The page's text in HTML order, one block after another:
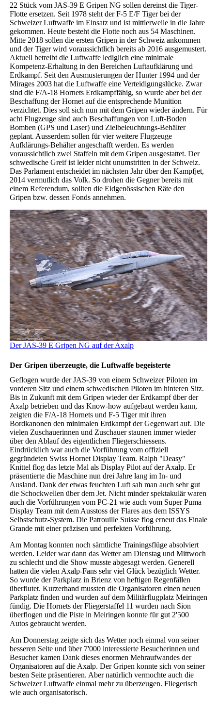
22 Stück vom JAS-39 E Gripen NG sollen dereinst die Tiger-
Flotte ersetzen. Seit 1978 steht der F-5 E/F Tiger bei der
Schweizer Luftwaffe im Einsatz und ist mittlerweile in die Jahre
gekommen. Heute besteht die Flotte noch aus 54 Maschinen.
Mitte 2018 sollen die ersten Gripen in der Schweiz ankommen
und der Tiger wird voraussichtlich bereits ab 2016 ausgemustert.
Aktuell betreibt die Luftwaffe lediglich eine minimale
Kompetenz-Erhaltung in den Bereichen Luftaufklärung und
Erdkampf. Seit den Ausmusterungen der Hunter 1994 und der
Mirages 2003 hat die Luftwaffe eine Verteidigungslücke. Zwar
sind die F/A-18 Hornets Erdkampffähig, so wurde aber bei der
Beschaffung der Hornet auf die entsprechende Munition
verzichtet. Dies soll sich nun mit dem Gripen wieder ändern. Für
acht Flugzeuge sind auch Beschaffungen von Luft-Boden
Bomben (GPS und Laser) und Zielbeleuchtungs-Behälter
geplant. Ausserdem sollen für vier weitere Flugzeuge
Aufklärungs-Behälter angeschafft werden. Es werden
voraussichtlich zwei Staffeln mit dem Gripen ausgestattet. Der
schwedische Greif ist leider nicht unumstritten in der Schweiz.
Das Parlament entscheidet im nächsten Jahr über den Kampfjet,
2014 vermutlich das Volk. So drohen die Gegner bereits mit
einem Referendum, sollten die Eidgenössischen Räte den
Gripen bzw. dessen Fonds annehmen.
Der JAS-39 E Gripen NG auf der Axalp
Der Gripen überzeugte, die Luftwaffe begeisterte
Geflogen wurde der JAS-39 von einem Schweizer Piloten im
vorderen Sitz und einem schwedischen Piloten im hinteren Sitz.
Bis in Zukunft mit dem Gripen wieder der Erdkampf über der
Axalp betrieben und das Know-how aufgebaut werden kann,
zeigten die F/A-18 Hornets und F-5 Tiger mit ihren
Bordkanonen den minimalen Erdkampf der Gegenwart auf. Die
vielen Zuschauerinnen und Zuschauer staunen immer wieder
über den Ablauf des eigentlichen Fliegerschiessens.
Eindrücklich war auch die Vorführung vom offiziell
gegründeten Swiss Hornet Display Team. Ralph "Deasy"
Knittel flog das letzte Mal als Display Pilot auf der Axalp. Er
präsentierte die Maschine nun drei Jahre lang im In- und
Ausland. Dank der etwas feuchten Luft sah man auch sehr gut
die Schockwellen über dem Jet. Nicht minder spektakulär waren
auch die Vorführungen vom PC-21 wie auch vom Super Puma
Display Team mit dem Ausstoss der Flares aus dem ISSYS
Selbstschutz-System. Die Patrouille Suisse flog erneut das Finale
Grande mit einer präzisen und perfekten Vorführung.
Am Montag konnten noch sämtliche Trainingsflüge absolviert
werden. Leider war dann das Wetter am Dienstag und Mittwoch
zu schlecht und die Show musste abgesagt werden. Generell
hatten die vielen Axalp-Fans sehr viel Glück bezüglich Wetter.
So wurde der Parkplatz in Brienz von heftigen Regenfällen
überflutet. Kurzerhand mussten die Organisatoren einen neuen
Parkplatz finden und wurden auf dem Militärflugplatz Meiringen
fündig. Die Hornets der Fliegerstaffel 11 wurden nach Sion
überflogen und die Piste in Meiringen konnte für gut 2'500
Autos gebraucht werden.
Am Donnerstag zeigte sich das Wetter noch einmal von seiner
besseren Seite und über 7'000 interessierte Besucherinnen und
Besucher kamen Dank dieses enormen Mehraufwandes der
Organisatoren auf die Axalp. Der Gripen konnte sich von seiner
besten Seite präsentieren. Aber natürlich vermochte auch die
Schweizer Luftwaffe einmal mehr zu überzeugen. Fliegerisch
wie auch organisatorisch.